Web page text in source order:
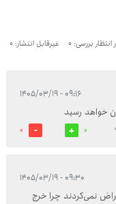
انتظار بررسی: 0 غیرقابل انتشار: 0
۰۹:۱۶ - ۱۴۰۵/۰۳/۱۹
خواهد رسید
0
0
۰۹:۳۰ - ۱۴۰۵/۰۳/۱۹
نمی‌کردند چرا خرج